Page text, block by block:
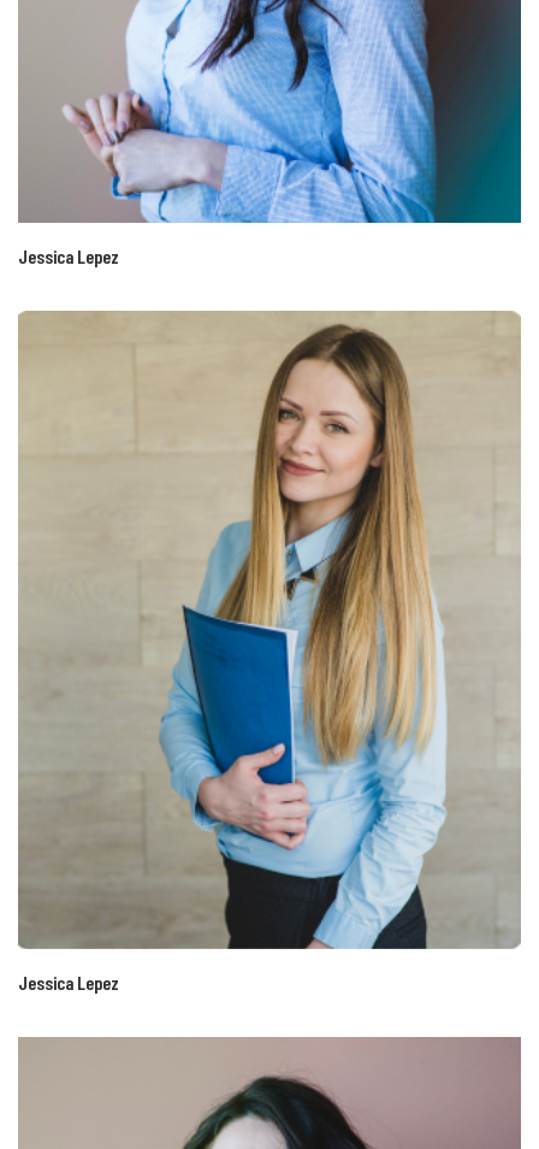
Jessica Lepez
Jessica Lepez